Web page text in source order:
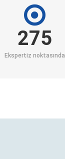
275
Ekspertiz noktasında